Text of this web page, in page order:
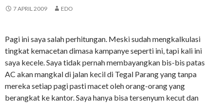
7 APRIL 2009 EDO
Pagi ini saya salah perhitungan. Meski sudah mengkalkulasi
tingkat kemacetan dimasa kampanye seperti ini, tapi kali ini
saya kecele. Saya tidak pernah membayangkan bis-bis patas
AC akan mangkal di jalan kecil di Tegal Parang yang tanpa
mereka setiap pagi pasti macet oleh orang-orang yang
berangkat ke kantor. Saya hanya bisa tersenyum kecut dan